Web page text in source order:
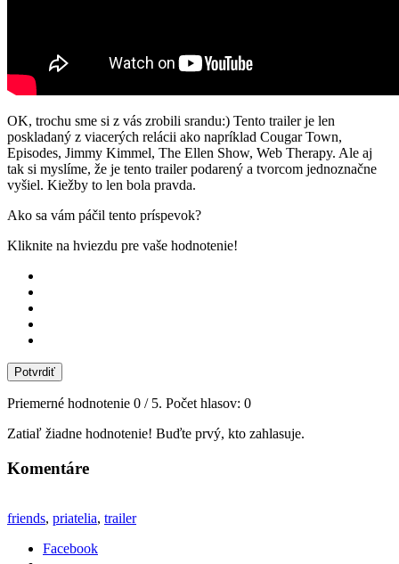
OK, trochu sme si z vás zrobili srandu:) Tento trailer je len
poskladaný z viacerých relácii ako napríklad Cougar Town,
Episodes, Jimmy Kimmel, The Ellen Show, Web Therapy. Ale aj
tak si myslíme, že je tento trailer podarený a tvorcom jednoznačne
vyšiel. Kiežby to len bola pravda.
Ako sa vám páčil tento príspevok?
Kliknite na hviezdu pre vaše hodnotenie!
Potvrdiť
Priemerné hodnotenie 0 / 5. Počet hlasov: 0
Zatiaľ žiadne hodnotenie! Buďte prvý, kto zahlasuje.
Komentáre
friends, priatelia, trailer
Facebook